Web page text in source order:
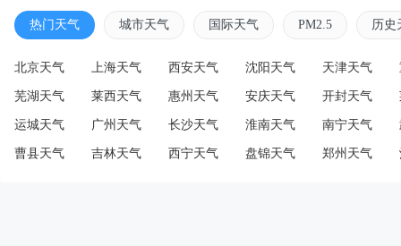
热门天气 城市天气 国际天气 PM2.5 历史
北京天气 上海天气 西安天气 沈阳天气 天津天气
芜湖天气 莱西天气 惠州天气 安庆天气 开封天气
运城天气 广州天气 长沙天气 淮南天气 南宁天气
曹县天气 吉林天气 西宁天气 盘锦天气 郑州天气